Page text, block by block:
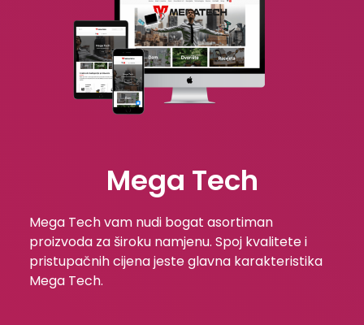
Mega Tech
Mega Tech vam nudi bogat asortiman
proizvoda za široku namjenu. Spoj kvalitete i
pristupačnih cijena jeste glavna karakteristika
Mega Tech.